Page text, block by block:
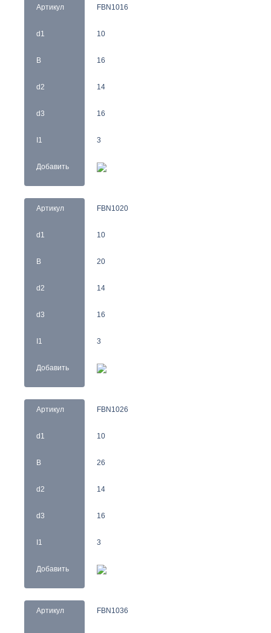
Артикул
d1
B
d2
d3
I1
Добавить
FBN1016
10
16
14
16
3
Артикул
d1
B
d2
d3
I1
Добавить
FBN1020
10
20
14
16
3
Артикул
d1
B
d2
d3
I1
Добавить
FBN1026
10
26
14
16
3
Артикул FBN1036